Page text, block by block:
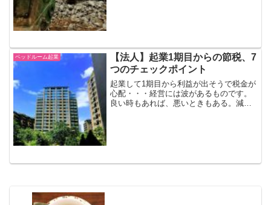
ベッドルーム起業
【法人】起業1期目からの節税、7
つのチェックポイント
起業して1期目から利益が出そうで税金が
心配・・・経営には波があるものです。
良い時もあれば、悪いときもある。減ら